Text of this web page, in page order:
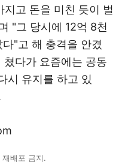
고 돈을 미친 듯이 벌
"그 당시에 12억 8천
"고 해 충격을 안겼
다가 요즘에는 공동
시 유지를 하고 있
배포 금지.